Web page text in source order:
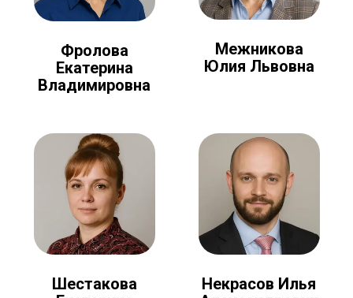
Фролова
Екатерина
Владимировна
Межникова
Юлия Львовна
Шестакова
Некрасов Илья